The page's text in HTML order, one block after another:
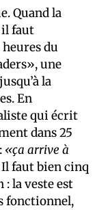
Quand la
il faut
du
une
la
En
qui écrit
dans 25
«ça arrive à
Il faut bien cinq
: la veste est
fonctionnel,